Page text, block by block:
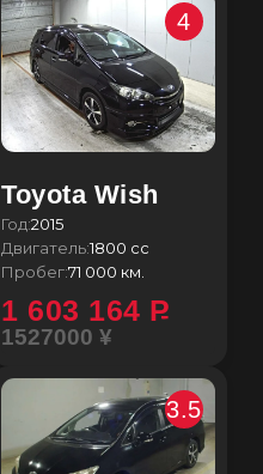
Toyota Wish
4
Год:2015
Двигатель:1800 сс
Пробег:71 000 км.
1 603 164 P
1527000 ¥
3.5